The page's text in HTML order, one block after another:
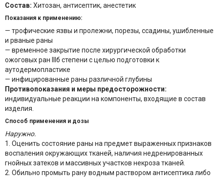
Состав: Хитозан, антисептик, анестетик
Показания к применению:
— трофические язвы и пролежни, порезы, ссадины, ушибленные
и рваные раны
— временное закрытие после хирургической обработки
ожоговых ран IIIб степени с целью подготовки к
аутодермопластике
— инфицированные раны различной глубины
Противопоказания и меры предосторожности:
индивидуальные реакции на компоненты, входящие в состав
изделия.
Способ применения и дозы
Наружно.
1. Оценить состояние раны на предмет выраженных признаков
воспаления окружающих тканей, наличия недренированных
гнойных затеков и массивных участков некроза тканей.
2. Обильно промыть рану водным раствором антисептика либо